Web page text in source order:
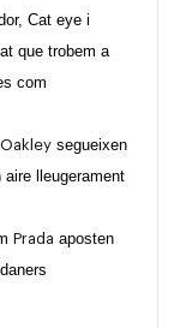
Cat eye i
que trobem a
com
Oakley segueixen
lleugerament
Prada aposten